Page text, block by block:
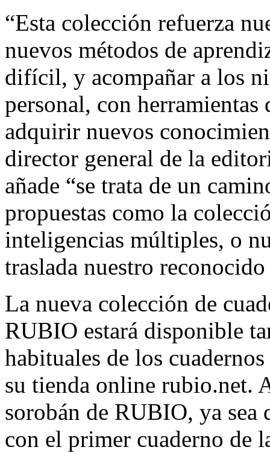
“Esta colección refuerza
nuevos métodos de
difícil, y acompañar a los
personal, con herramientas
adquirir nuevos
director general de la
añade “se trata de un
propuestas como la
inteligencias múltiples, o
traslada nuestro
La nueva colección de
RUBIO estará disponible
habituales de los
su tienda online rubio.net.
sorobán de RUBIO, ya
con el primer cuaderno de